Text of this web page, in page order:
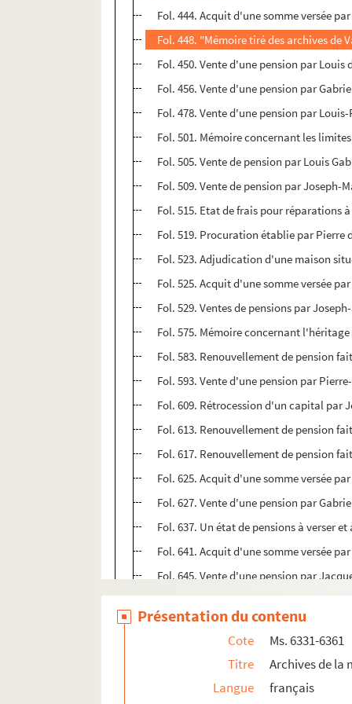
Fol. 444. Acquit d'une somme versée
Fol. 448. "Mémoire tiré des archives
Fol. 450. Vente d'une pension par
Fol. 456. Vente d'une pension par
Fol. 478. Vente d'une pension par
Fol. 501. Mémoire concernant les
Fol. 505. Vente de pension par Louis
Fol. 509. Vente de pension par
Fol. 515. Etat de frais pour
Fol. 519. Procuration établie par Pierre
Fol. 523. Adjudication d'une maison
Fol. 525. Acquit d'une somme versée
Fol. 529. Ventes de pensions par
Fol. 575. Mémoire concernant
Fol. 583. Renouvellement de pension
Fol. 593. Vente d'une pension par
Fol. 609. Rétrocession d'un capital par
Fol. 613. Renouvellement de pension
Fol. 617. Renouvellement de pension
Fol. 625. Acquit d'une somme versée
Fol. 627. Vente d'une pension par
Fol. 637. Un état de pensions à verser
Fol. 641. Acquit d'une somme versée
Fol. 645. Vente d'une pension par
Fol. 649. Accord entre Gabriel-
Fol. 653. Cession d'un capital par
Fol. 662. Constitution d'une pension
Fol. 668. Cession de capital par Fleury
Fol. 672. Acquit d'une somme versée
Présentation du contenu
Cote
Ms. 6331-6361
Titre
Archives de la
Langue
français